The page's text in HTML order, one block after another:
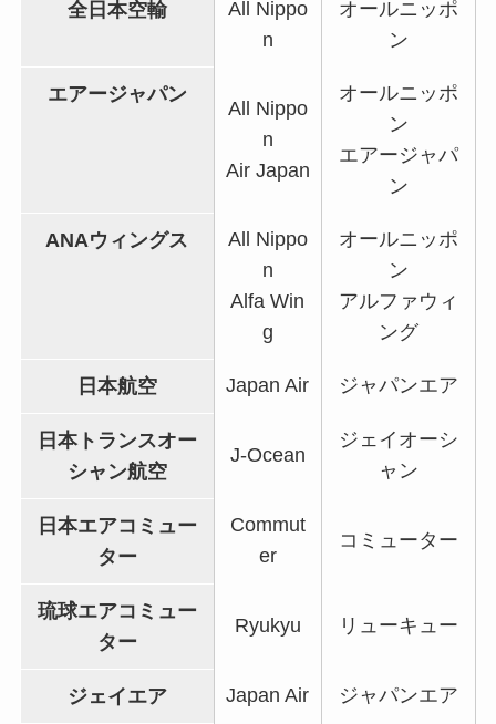
全日本空輸
All Nippo
n
オールニッポ
ン
エアージャパン
All Nippo
n
Air Japan
オールニッポ
ン
エアージャパ
ン
ANAウィングス
All Nippo
n
Alfa Win
g
オールニッポ
ン
アルファウィ
ング
日本航空 Japan Air ジャパンエア
日本トランスオー
シャン航空
J-Ocean
ジェイオーシ
ャン
日本エアコミュー
ター
Commut
er
コミューター
琉球エアコミュー
ター
Ryukyu リューキュー
ジェイエア Japan Air ジャパンエア